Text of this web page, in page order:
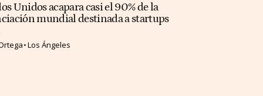
Unidos acapara casi el 90% de la
mundial destinada a startups
Los Ángeles